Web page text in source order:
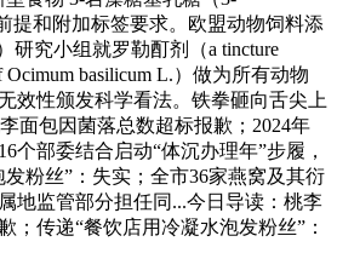
提和附加标签要求。欧盟动物饲料添
研究小组就罗勒酊剂（a tincture
Ocimum basilicum L.）做为所有动物
效性颁发科学看法。铁拳砸向舌尖上
面包因菌落总数超标报歉；2024年
个部委结合启动“体沉办理年”步履，
粉丝”：失实；全市36家燕窝及其衍
地监管部分担任同...今日导读：桃李
；传递“餐饮店用冷凝水泡发粉丝”：